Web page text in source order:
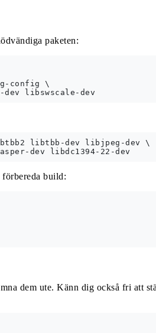
paketen:
config \
libtbb-dev libjpeg-dev \
build:
dem ute. Känn dig också fri att